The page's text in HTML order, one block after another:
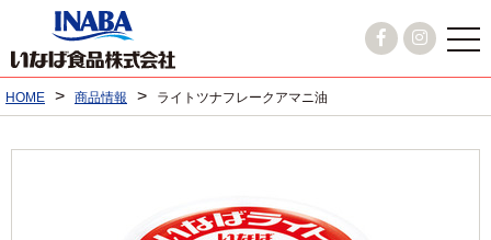
HOME > 商品情報 > ライトツナフレークアマニ油